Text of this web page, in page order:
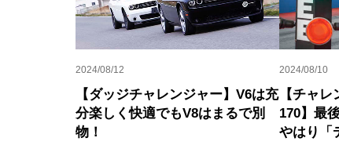
2024/08/12
【ダッジチャレンジャー】V6は充
分楽しく快適でもV8はまるで別
物！
2024/08/10
【チャ
170】最
やはり「